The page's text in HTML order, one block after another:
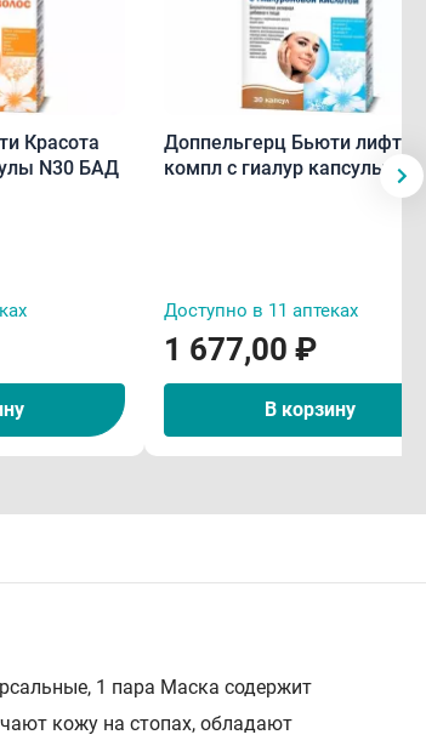
Красота
N30 БАД
Доппельгерц Бьюти лифт
компл с гиалур капсулы N30
Доступно в 11 аптеках
1 677,00 ₽
В корзину
1 пара Маска содержит
кожу на стопах, обладают